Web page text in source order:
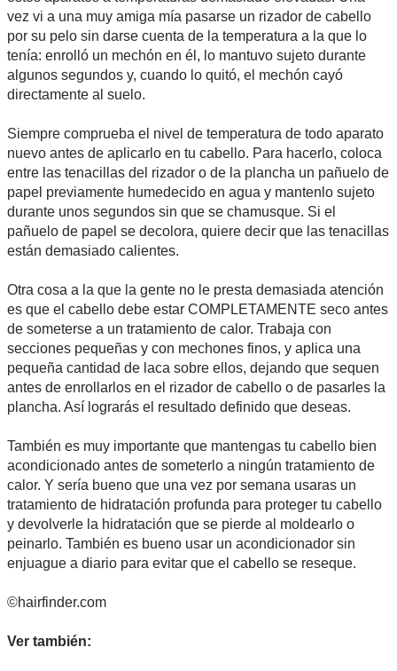
vez vi a una muy amiga mía pasarse un rizador de cabello
por su pelo sin darse cuenta de la temperatura a la que lo
tenía: enrolló un mechón en él, lo mantuvo sujeto durante
algunos segundos y, cuando lo quitó, el mechón cayó
directamente al suelo.
Siempre comprueba el nivel de temperatura de todo aparato
nuevo antes de aplicarlo en tu cabello. Para hacerlo, coloca
entre las tenacillas del rizador o de la plancha un pañuelo de
papel previamente humedecido en agua y mantenlo sujeto
durante unos segundos sin que se chamusque. Si el
pañuelo de papel se decolora, quiere decir que las tenacillas
están demasiado calientes.
Otra cosa a la que la gente no le presta demasiada atención
es que el cabello debe estar COMPLETAMENTE seco antes
de someterse a un tratamiento de calor. Trabaja con
secciones pequeñas y con mechones finos, y aplica una
pequeña cantidad de laca sobre ellos, dejando que sequen
antes de enrollarlos en el rizador de cabello o de pasarles la
plancha. Así lograrás el resultado definido que deseas.
También es muy importante que mantengas tu cabello bien
acondicionado antes de someterlo a ningún tratamiento de
calor. Y sería bueno que una vez por semana usaras un
tratamiento de hidratación profunda para proteger tu cabello
y devolverle la hidratación que se pierde al moldearlo o
peinarlo. También es bueno usar un acondicionador sin
enjuague a diario para evitar que el cabello se reseque.
©hairfinder.com
Ver también: